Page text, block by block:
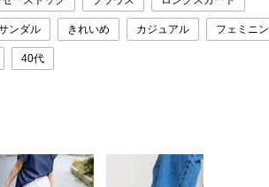
ンダル きれいめ カジュアル フェミニン
40代